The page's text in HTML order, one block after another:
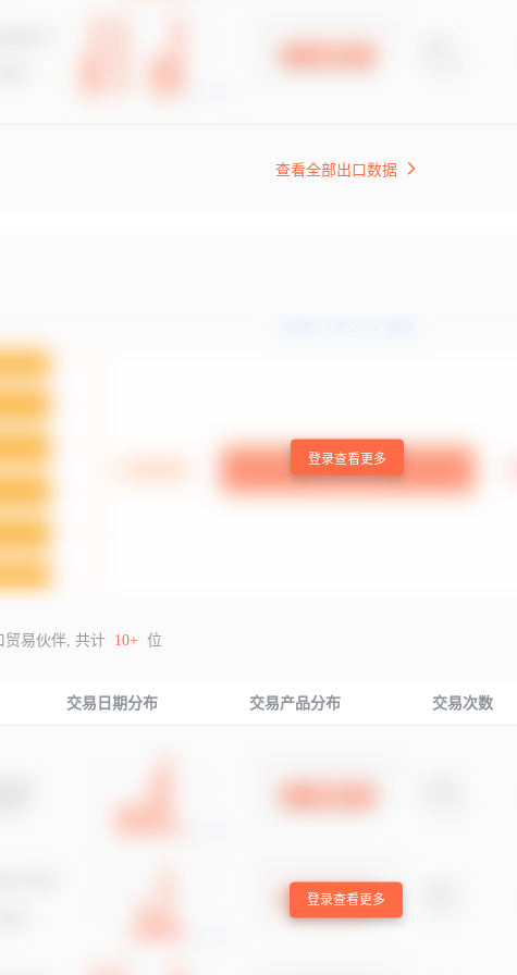
查看全部出口数据
登录查看更多
贸易伙伴, 共计 10+ 位
交易日期分布 交易产品分布 交易次数
登录查看更多